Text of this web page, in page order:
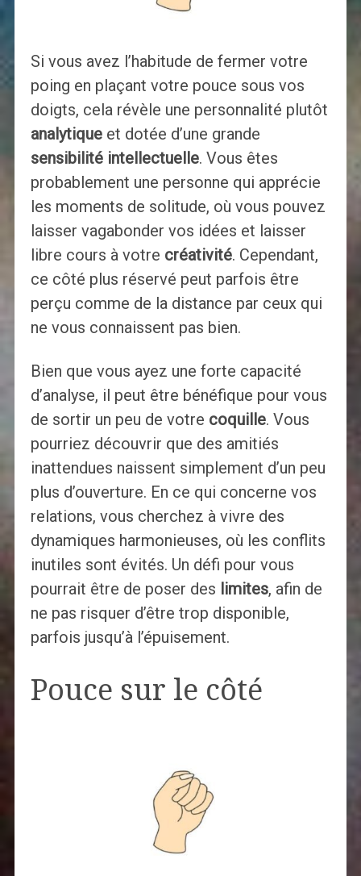
Si vous avez l’habitude de fermer votre
poing en plaçant votre pouce sous vos
doigts, cela révèle une personnalité plutôt
analytiqueet dotée d’une grande
sensibilité intellectuelle. Vous êtes
probablement une personne qui apprécie
les moments de solitude, où vous pouvez
laisser vagabonder vos idées et laisser
libre cours à votre créativité. Cependant,
ce côté plus réservé peut parfois être
perçu comme de la distance par ceux qui
ne vous connaissent pas bien.
Bien que vous ayez une forte capacité
d’analyse, il peut être bénéfique pour vous
de sortir un peu de votre coquille. Vous
pourriez découvrir que des amitiés
inattendues naissent simplement d’un peu
plus d’ouverture. En ce qui concerne vos
relations, vous cherchez à vivre des
dynamiques harmonieuses, où les conflits
inutiles sont évités. Un défi pour vous
pourrait être de poser des limites, afin de
ne pas risquer d’être trop disponible,
parfois jusqu’à l’épuisement.
Pouce sur le côté